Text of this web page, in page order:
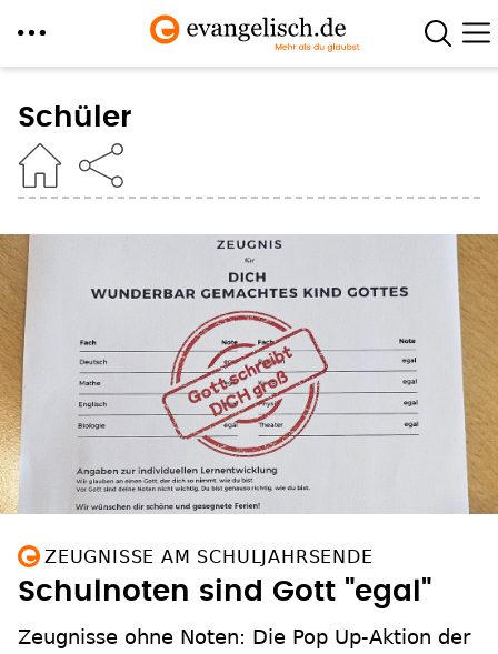
zum
Inhalt
Schüler
ZEUGNISSE AM SCHULJAHRSENDE
Schulnoten sind Gott "egal"
Zeugnisse ohne Noten: Die Pop Up-Aktion der